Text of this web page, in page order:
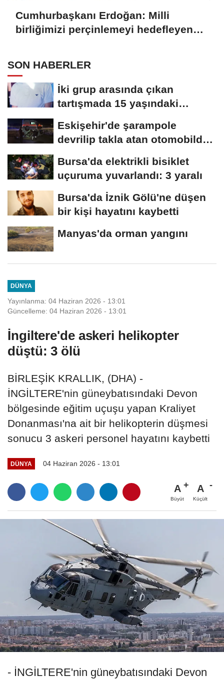
Cumhurbaşkanı Erdoğan: Milli
birliğimizi perçinlemeyi hedefleyen
SON HABERLER
İki grup arasında çıkan
tartışmada 15 yaşındaki
Eskişehir'de şarampole
devrilip takla atan otomobilde
Bursa'da elektrikli bisiklet
uçuruma yuvarlandı: 3 yaralı
Bursa'da İznik Gölü'ne düşen
bir kişi hayatını kaybetti
Manyas'da orman yangını
DÜNYA
Yayınlanma: 04 Haziran 2026 - 13:01
Güncelleme: 04 Haziran 2026 - 13:01
İngiltere'de askeri helikopter
düştü: 3 ölü
BİRLEŞİK KRALLIK, (DHA) -
İNGİLTERE'nin güneybatısındaki Devon
bölgesinde eğitim uçuşu yapan Kraliyet
Donanması'na ait bir helikopterin düşmesi
sonucu 3 askeri personel hayatını kaybetti
DÜNYA 04 Haziran 2026 - 13:01
A
Büyüt
A
Küçült
- İNGİLTERE'nin güneybatısındaki Devon